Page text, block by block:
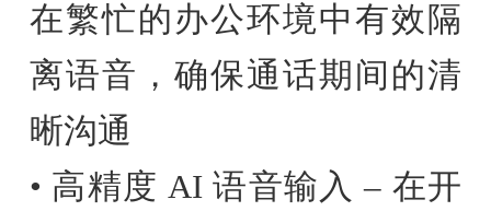
在繁忙的办公环境中有效隔
离语音，确保通话期间的清
晰沟通
• 高精度 AI 语音输入 – 在开